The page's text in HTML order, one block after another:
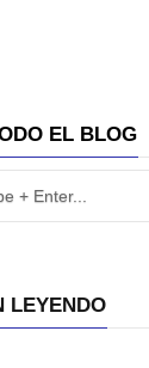
EL BLOG
LEYENDO